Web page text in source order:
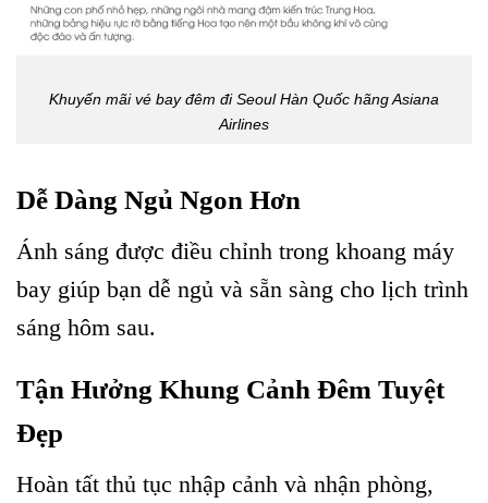
Khuyến mãi vé bay đêm đi Seoul Hàn Quốc hãng Asiana
Airlines
Dễ Dàng Ngủ Ngon Hơn
Ánh sáng được điều chỉnh trong khoang máy
bay giúp bạn dễ ngủ và sẵn sàng cho lịch trình
sáng hôm sau.
Tận Hưởng Khung Cảnh Đêm Tuyệt
Đẹp
Hoàn tất thủ tục nhập cảnh và nhận phòng,